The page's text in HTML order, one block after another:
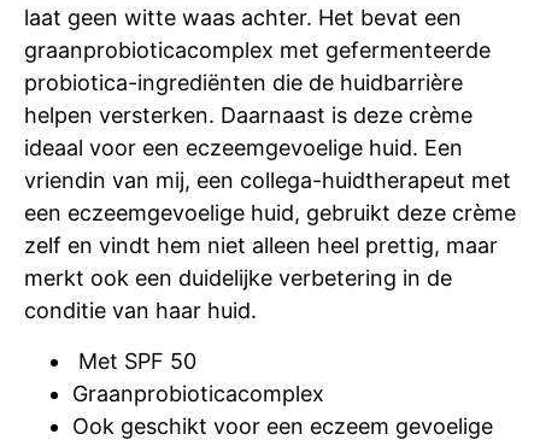
laat geen witte waas achter. Het bevat een
graanprobioticacomplex met gefermenteerde
probiotica-ingrediënten die de huidbarrière
helpen versterken. Daarnaast is deze crème
ideaal voor een eczeemgevoelige huid. Een
vriendin van mij, een collega-huidtherapeut met
een eczeemgevoelige huid, gebruikt deze crème
zelf en vindt hem niet alleen heel prettig, maar
merkt ook een duidelijke verbetering in de
conditie van haar huid.
Met SPF 50
Graanprobioticacomplex
Ook geschikt voor een eczeem gevoelige